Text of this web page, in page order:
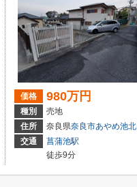
価格 980万円
種別
売地
住所
奈良県奈良市あやめ池北
交通
菖蒲池駅
徒歩9分